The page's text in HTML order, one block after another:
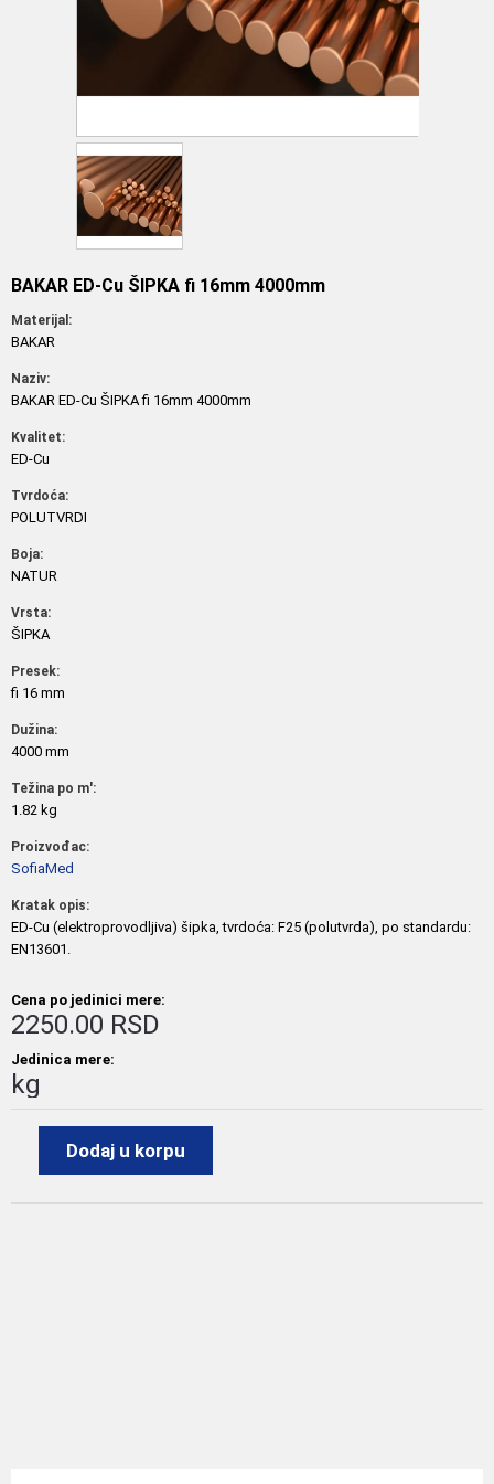
BAKAR ED-Cu ŠIPKA fi 16mm 4000mm
Materijal:
BAKAR
Naziv:
BAKAR ED-Cu ŠIPKA fi 16mm 4000mm
Kvalitet:
ED-Cu
Tvrdoća:
POLUTVRDI
Boja:
NATUR
Vrsta:
ŠIPKA
Presek:
fi 16 mm
Dužina:
4000 mm
Težina po m':
1.82 kg
Proizvođac:
SofiaMed
Kratak opis:
ED-Cu (elektroprovodljiva) šipka, tvrdoća: F25 (polutvrda), po standardu:
EN13601.
Cena po jedinici mere:
2250.00 RSD
Jedinica mere:
kg
Dodaj u korpu